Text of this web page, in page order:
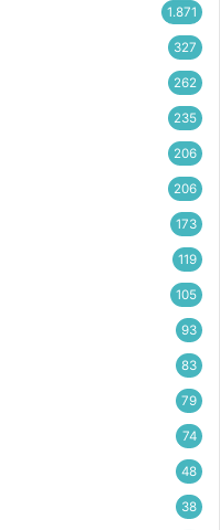
1.871
327
262
235
206
206
173
119
105
93
83
79
74
48
38